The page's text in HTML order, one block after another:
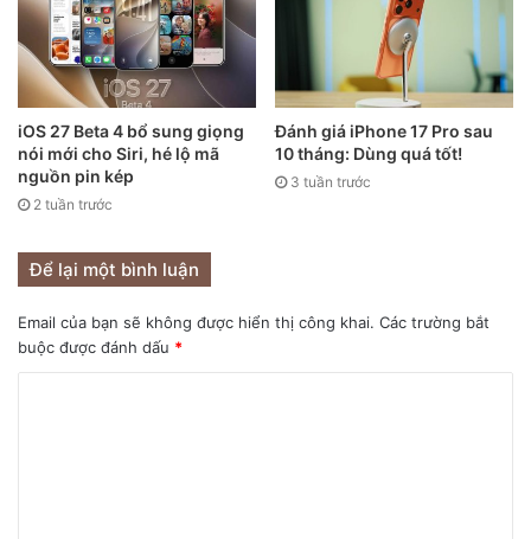
Với việc Apple hiện đang bán các mẫu iPhone 12 Pro với
iOS 27 Beta 4 bổ sung giọng
nói mới cho Siri, hé lộ mã
nguồn pin kép
2 tuần trước
Đánh giá iPhone 17 Pro sau
10 tháng: Dùng quá tốt!
3 tuần trước
Để lại một bình luận
Email của bạn sẽ không được hiển thị công khai. Các trường bắt
buộc được đánh dấu *